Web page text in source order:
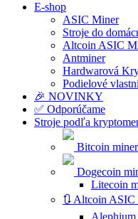
E-shop
ASIC Miner
Stroje do
Altcoin ASIC
Antminer
Hardwarová
Podielové
🎉 NOVINKY
✅ Odporúčame
Stroje podľa
Bitcoin miner
Dogecoin
Litecoin
🔃 Altcoin ASIC
Alephium